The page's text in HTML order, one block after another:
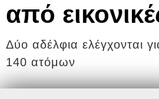
από
Δύο αδέλφια ελέγχονται
140 ατόμων